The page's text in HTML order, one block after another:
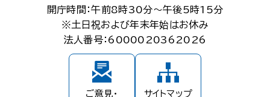
開庁時間：午前8時30分～午後5時15分
※土日祝および年末年始はお休み
法人番号：6000020362026
ご意見・ サイトマップ